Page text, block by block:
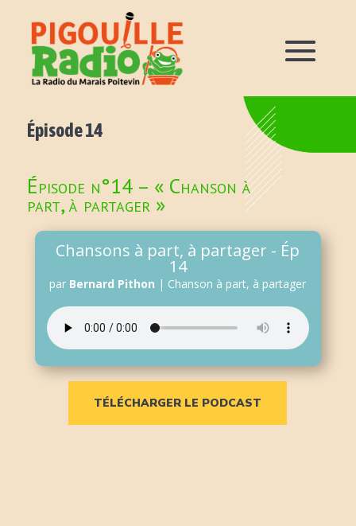
Épisode 14
Épisode n°14 – « Chanson à
part, à partager »
Chansons à part, à partager - Ép
14
par Bernard Pithon | Chanson à part, à partager
TÉLÉCHARGER LE PODCAST